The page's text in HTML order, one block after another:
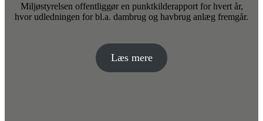
Miljøstyrelsen offentliggør en punktkilderapport for hvert år,
hvor udledningen for bl.a. dambrug og havbrug anlæg fremgår.
Læs mere